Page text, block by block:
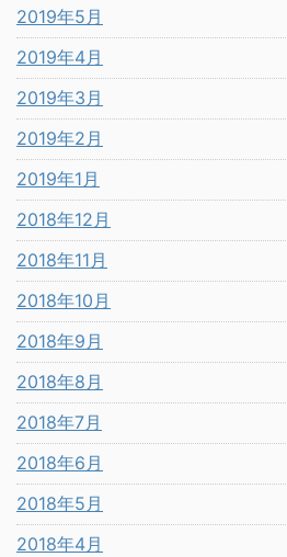
2019年5月
2019年4月
2019年3月
2019年2月
2019年1月
2018年12月
2018年11月
2018年10月
2018年9月
2018年8月
2018年7月
2018年6月
2018年5月
2018年4月